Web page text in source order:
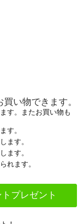
い物できます。
す。またお買い物も
す。
ます。
ます。
れます。
プレゼント